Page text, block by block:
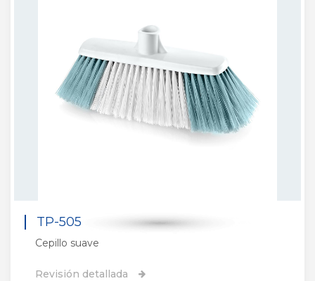
TP-505
Cepillo suave
Revisión detallada